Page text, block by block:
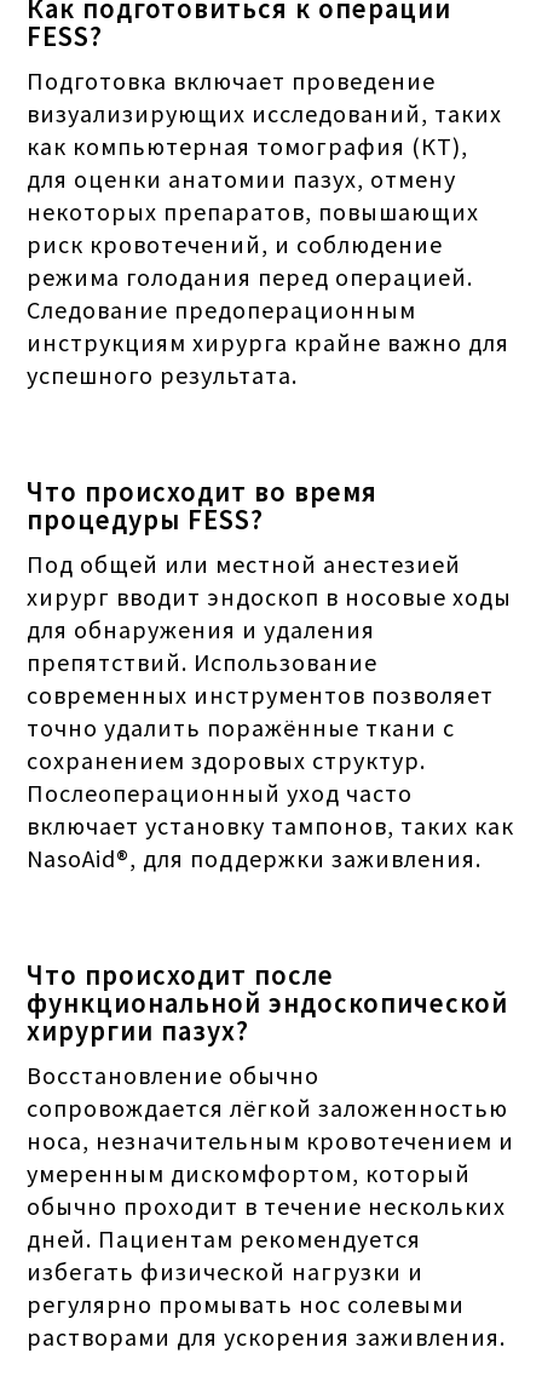
Как подготовиться к операции
FESS?
Подготовка включает проведение
визуализирующих исследований, таких
как компьютерная томография (КТ),
для оценки анатомии пазух, отмену
некоторых препаратов, повышающих
риск кровотечений, и соблюдение
режима голодания перед операцией.
Следование предоперационным
инструкциям хирурга крайне важно для
успешного результата.
Что происходит во время
процедуры FESS?
Под общей или местной анестезией
хирург вводит эндоскоп в носовые ходы
для обнаружения и удаления
препятствий. Использование
современных инструментов позволяет
точно удалить поражённые ткани с
сохранением здоровых структур.
Послеоперационный уход часто
включает установку тампонов, таких как
NasoAid®, для поддержки заживления.
Что происходит после
функциональной эндоскопической
хирургии пазух?
Восстановление обычно
сопровождается лёгкой заложенностью
носа, незначительным кровотечением и
умеренным дискомфортом, который
обычно проходит в течение нескольких
дней. Пациентам рекомендуется
избегать физической нагрузки и
регулярно промывать нос солевыми
растворами для ускорения заживления.